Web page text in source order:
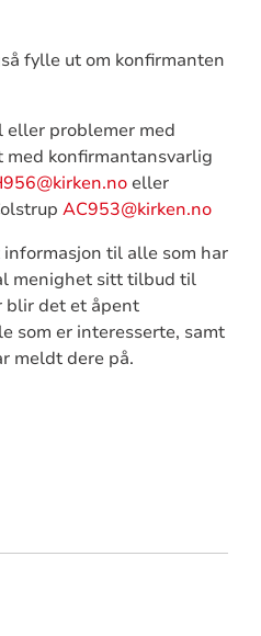
fylle ut om konfirmanten
eller problemer med
konfirmantansvarlig
eller
AC953@kirken.no
til alle som har
menighet sitt tilbud til
blir det et åpent
som er interesserte, samt
meldt dere på.